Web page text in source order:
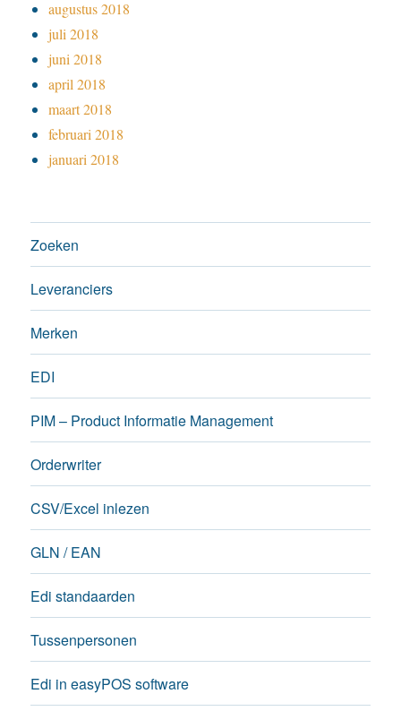
augustus 2018
juli 2018
juni 2018
april 2018
maart 2018
februari 2018
januari 2018
Zoeken
Leveranciers
Merken
EDI
PIM – Product Informatie Management
Orderwriter
CSV/Excel inlezen
GLN / EAN
Edi standaarden
Tussenpersonen
Edi in easyPOS software